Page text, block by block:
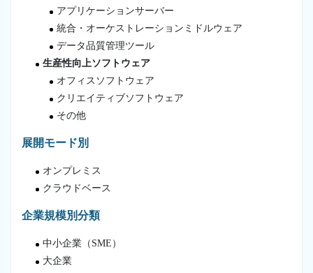
アプリケーションサーバー
統合・オーケストレーションミドルウェア
データ品質管理ツール
生産性向上ソフトウェア
オフィスソフトウェア
クリエイティブソフトウェア
その他
展開モード別
オンプレミス
クラウドベース
企業規模別分類
中小企業（SME）
大企業